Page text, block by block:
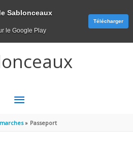
MENU
PRINCIPAL
Passeport
Sablonceaux
le Google Play
Télécharger